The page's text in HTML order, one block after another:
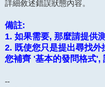
詳細敘述錯誤狀態內容。
備註:
1. 如果需要, 那麼請提供
2. 既使您只是提出尋找
您補齊 '基本的發問格式',
--